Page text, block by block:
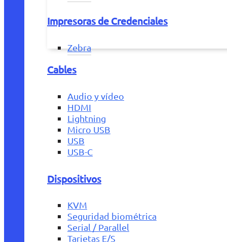
Impresoras de Credenciales
Zebra
Cables
Audio y vídeo
HDMI
Lightning
Micro USB
USB
USB-C
Dispositivos
KVM
Seguridad biométrica
Serial / Parallel
Tarjetas E/S